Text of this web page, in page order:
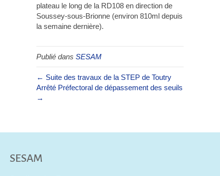
plateau le long de la RD108 en direction de
Soussey-sous-Brionne (environ 810ml depuis
la semaine dernière).
Publié dans SESAM
← Suite des travaux de la STEP de Toutry
Arrêté Préfectoral de dépassement des seuils
→
SESAM